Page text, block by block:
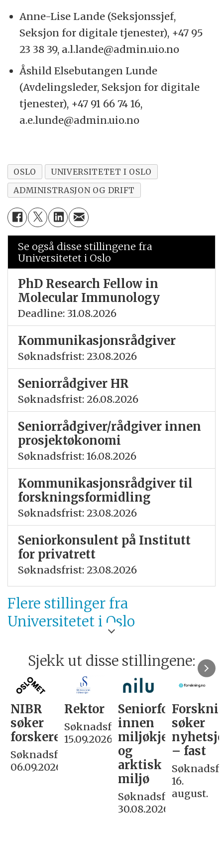
Anne-Lise Lande (Seksjonssjef,
Seksjon for digitale tjenester), +47 95
23 38 39, a.l.lande@admin.uio.no
Åshild Elsebutangen Lunde
(Avdelingsleder, Seksjon for digitale
tjenester), +47 91 66 74 16,
a.e.lunde@admin.uio.no
OSLO
UNIVERSITETET I OSLO
ADMINISTRASJON OG DRIFT
Se også disse stillingene fra
Universitetet i Oslo
PhD Research Fellow in
Molecular Immunology
Deadline: 31.08.2026
Kommunikasjonsrådgiver
Søknadsfrist: 23.08.2026
Seniorrådgiver HR
Søknadsfrist: 26.08.2026
Seniorrådgiver/rådgiver innen
prosjektøkonomi
Søknadsfrist: 16.08.2026
Kommunikasjonsrådgiver til
forskningsformidling
Søknadsfrist: 23.08.2026
Seniorkonsulent på Institutt
for privatrett
Søknadsfrist: 23.08.2026
Flere stillinger fra
Universitetet i Oslo
Sjekk ut disse stillingene:
NIBR
søker
forskere
Søknadsfrist:
06.09.2026
Rektor
Søknadsfrist:
15.09.2026
Seniorforsker
innen
miljøkjemi
og
arktisk
miljø
Søknadsfrist:
30.08.2026
søker
– fast
16.
august.